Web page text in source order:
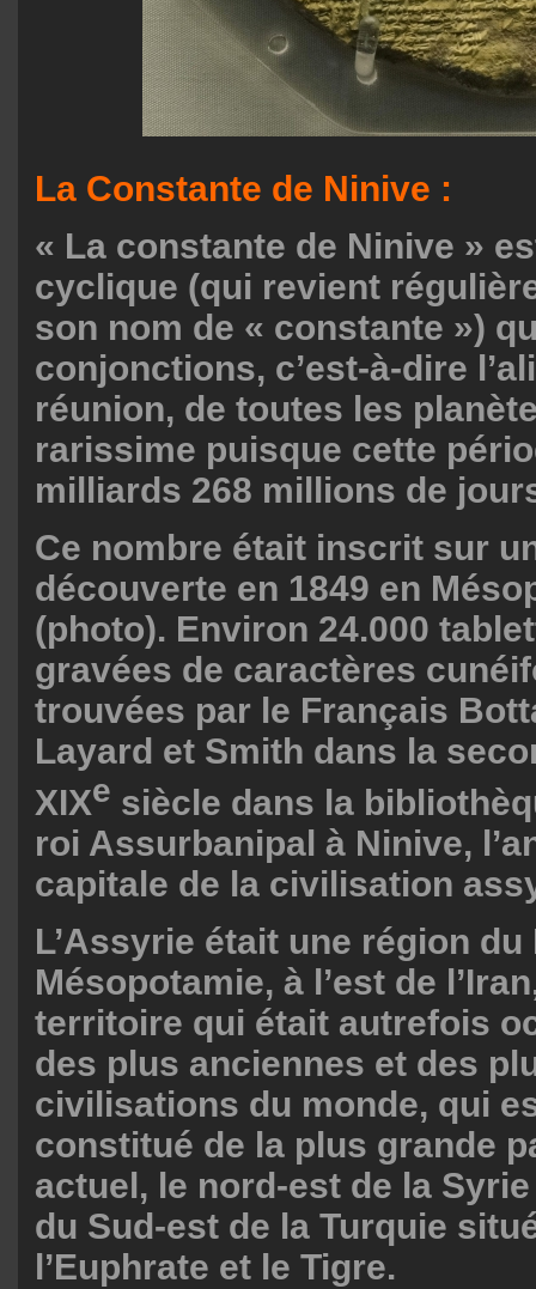
La Constante de Ninive :
« La constante de Ninive »
cyclique (qui revient
son nom de « constante »)
conjonctions, c’est-à-dire
réunion, de toutes les
rarissime puisque cette
milliards 268 millions de
Ce nombre était inscrit sur
découverte en 1849 en
(photo). Environ 24.000
gravées de caractères
trouvées par le Français
Layard et Smith dans la
XIXe siècle dans la
roi Assurbanipal à Ninive,
capitale de la civilisation
L’Assyrie était une région du
Mésopotamie, à l’est de
territoire qui était autrefois
des plus anciennes et des
civilisations du monde, qui
constitué de la plus grande
actuel, le nord-est de la
du Sud-est de la Turquie
l’Euphrate et le Tigre.